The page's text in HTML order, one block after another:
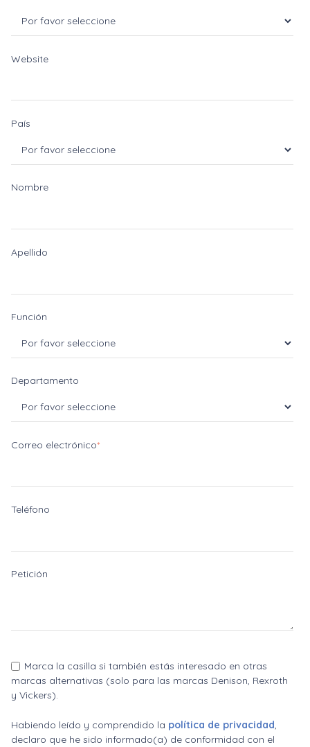
Website
País
Nombre
Apellido
Función
Departamento
Correo electrónico*
Teléfono
Petición
Marca la casilla si también estás interesado en otras
marcas alternativas (solo para las marcas Denison, Rexroth
y Vickers).
Habiendo leído y comprendido la política de privacidad,
declaro que he sido informado(a) de conformidad con el